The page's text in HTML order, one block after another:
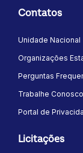
Contatos
Unidade Nacional
Organizações
Perguntas
Trabalhe Conosco
Portal de
Licitações